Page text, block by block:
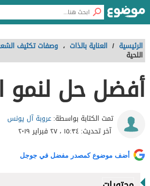
الرئيسية / العناية بالذات ، وصفات تكثيف
اللحية
أفضل حل لنمو
تمت الكتابة بواسطة:عروبة آل يونس
آخر تحديث:١٥:٣٤ ، ٢٧ فبراير ٢٠١٩
أضف موضوع كمصدر مفضل في جوجل